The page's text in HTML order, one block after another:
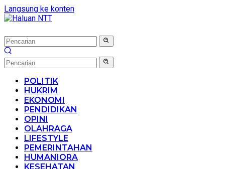
Langsung ke konten
POLITIK
HUKRIM
EKONOMI
PENDIDIKAN
OPINI
OLAHRAGA
LIFESTYLE
PEMERINTAHAN
HUMANIORA
KESEHATAN